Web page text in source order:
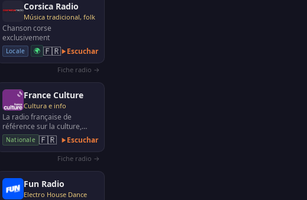
Corsica Radio
Música tradicional, folk
Chanson corse
exclusivement
Locale 🌍 🇫🇷 Escuchar
Fiche radio →
France Culture
Cultura e info
La radio française de
référence sur la culture,
l'information et la politique
ou encore l'éco…
Nationale 🇫🇷 Escuchar
Fiche radio →
Fun Radio
Electro House Dance